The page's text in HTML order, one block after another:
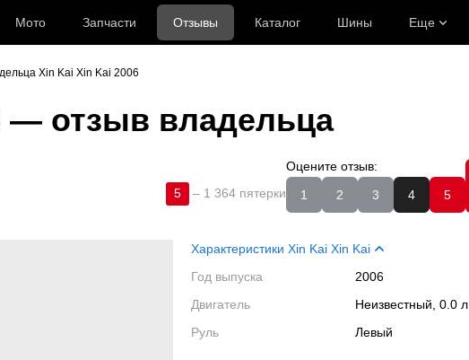
Мото Запчасти Отзывы Каталог Шины Еще
Xin Kai Xin Kai 2006
— отзыв владельца
5 – 1 364 пятерки
Оцените отзыв:
1
2 3 4 5
Характеристики Xin Kai Xin Kai
Год выпуска
2006
Двигатель
Неизвестный, 0.0 л
Руль
Левый